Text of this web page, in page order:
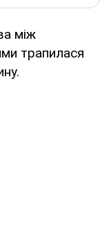
між
трапилася